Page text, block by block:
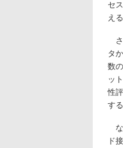
セ
え
さ
タ
数
ッ
性
す
な
ド